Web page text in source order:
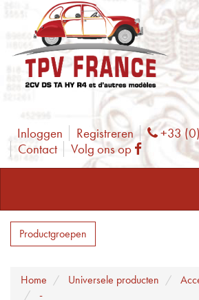
Inloggen Registreren Phone
+33
Contact
Volg ons op Facebook
Productgroepen
Home Universele producten
-